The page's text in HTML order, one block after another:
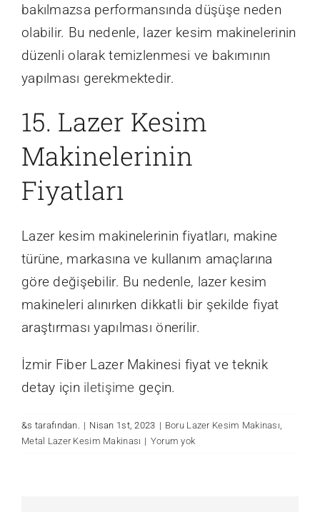
bakılmazsa performansında düşüşe neden
olabilir. Bu nedenle, lazer kesim makinelerinin
düzenli olarak temizlenmesi ve bakımının
yapılması gerekmektedir.
15. Lazer Kesim
Makinelerinin
Fiyatları
Lazer kesim makinelerinin fiyatları, makine
türüne, markasına ve kullanım amaçlarına
göre değişebilir. Bu nedenle, lazer kesim
makineleri alınırken dikkatli bir şekilde fiyat
araştırması yapılması önerilir.
İzmir Fiber Lazer Makinesi fiyat ve teknik
detay için iletişime geçin.
&s tarafından. | Nisan 1st, 2023 | Boru Lazer Kesim Makinası,
Metal Lazer Kesim Makinası | Yorum yok